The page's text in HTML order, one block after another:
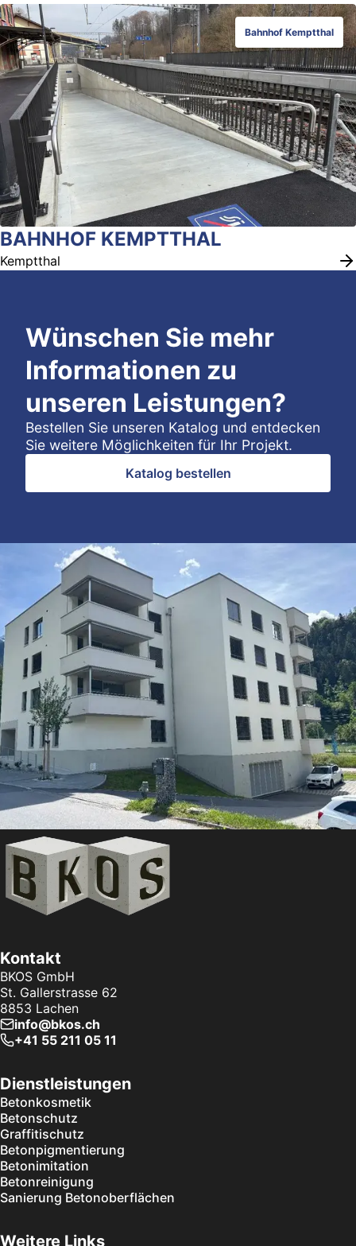
Bahnhof Kemptthal
BAHNHOF KEMPTTHAL
Kemptthal
Wünschen Sie mehr
Informationen zu
unseren Leistungen?
Bestellen Sie unseren Katalog und entdecken
Sie weitere Möglichkeiten für Ihr Projekt.
Katalog bestellen
Kontakt
BKOS GmbH
St. Gallerstrasse 62
8853 Lachen
info@bkos.ch
+41 55 211 05 11
Dienstleistungen
Betonkosmetik
Betonschutz
Graffitischutz
Betonpigmentierung
Betonimitation
Betonreinigung
Sanierung Betonoberflächen
Weitere Links